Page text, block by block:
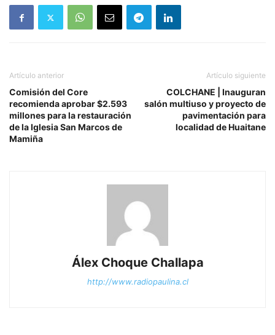
Artículo anterior
Comisión del Core
recomienda aprobar $2.593
millones para la restauración
de la Iglesia San Marcos de
Mamiña
Artículo siguiente
COLCHANE | Inauguran
salón multiuso y proyecto de
pavimentación para
localidad de Huaitane
Álex Choque Challapa
http://www.radiopaulina.cl